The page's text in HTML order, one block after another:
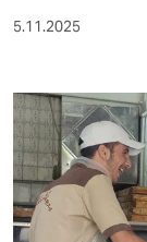
fragen & hilfe
abo
genossenschaft
epaper login
5.11.2025